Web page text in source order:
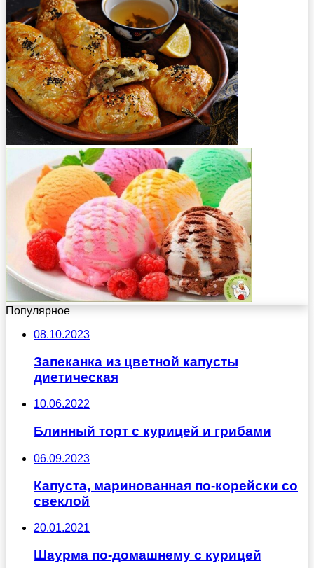
Популярное
08.10.2023
Запеканка из цветной капусты
диетическая
10.06.2022
Блинный торт с курицей и грибами
06.09.2023
Капуста, маринованная по-корейски со
свеклой
20.01.2021
Шаурма по-домашнему с курицей